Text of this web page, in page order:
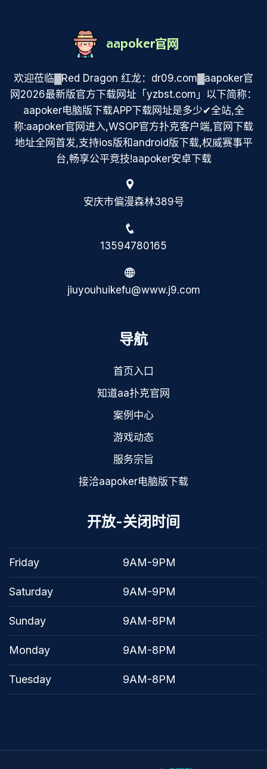
欢迎莅临▓Red Dragon 红龙：dr09.com▓aapoker官
网2026最新版官方下载网址「yzbst.com」以下简称：
aapoker电脑版下载APP下载网址是多少✔全站,全
称:aapoker官网进入,WSOP官方扑克客户端,官网下载
地址全网首发,支持ios版和android版下载,权威赛事平
台,畅享公平竞技!aapoker安卓下载
安庆市偏漫森林389号
13594780165
jiuyouhuikefu@www.j9.com
导航
首页入口
知道aa扑克官网
案例中心
游戏动态
服务宗旨
接洽aapoker电脑版下载
开放-关闭时间
Friday 9AM-9PM
Saturday 9AM-9PM
Sunday 9AM-8PM
Monday 9AM-8PM
Tuesday 9AM-8PM